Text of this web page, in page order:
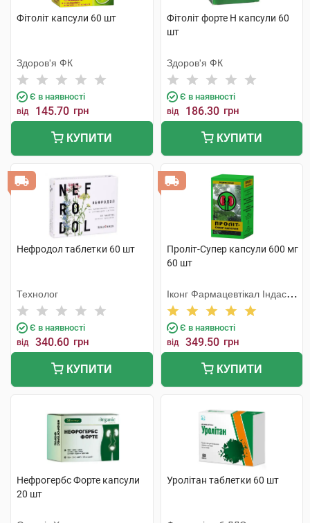
Фітоліт капсули 60 шт
Здоров'я ФК
Є в наявності
від 145.70 грн
КУПИТИ
Фітоліт форте H капсули 60
шт
Здоров'я ФК
Є в наявності
від 186.30 грн
КУПИТИ
Нефродол таблетки 60 шт
Технолог
Є в наявності
від 340.60 грн
КУПИТИ
Проліт-Супер капсули 600 мг
60 шт
Іконг Фармацевтікал Індастрі
Ко
Є в наявності
від 349.50 грн
КУПИТИ
Нефрогербс Форте капсули
20 шт
Уролітан таблетки 60 шт